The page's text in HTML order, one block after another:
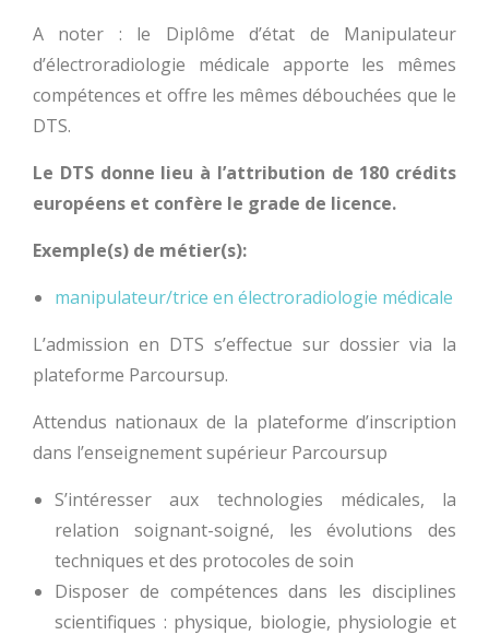
A noter : le Diplôme d’état de Manipulateur
d’électroradiologie médicale apporte les mêmes
compétences et offre les mêmes débouchées que le
DTS.
Le DTS donne lieu à l’attribution de 180 crédits
européens et confère le grade de licence.
Exemple(s) de métier(s):
manipulateur/trice en électroradiologie médicale
L’admission en DTS s’effectue sur dossier via la
plateforme Parcoursup.
Attendus nationaux de la plateforme d’inscription
dans l’enseignement supérieur Parcoursup
S’intéresser aux technologies médicales, la
relation soignant-soigné, les évolutions des
techniques et des protocoles de soin
Disposer de compétences dans les disciplines
scientifiques : physique, biologie, physiologie et